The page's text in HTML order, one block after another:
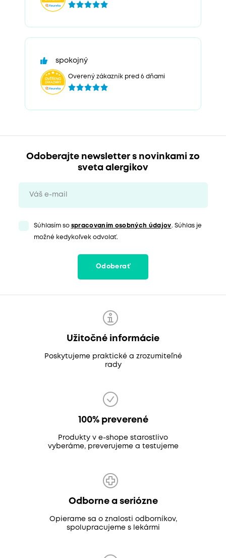
spokojný
Overený zákazník pred 6 dňami
Odoberajte newsletter s novinkami zo
sveta alergikov
Súhlasím so spracovaním osobných údajov. Súhlas je
možné kedykoľvek odvolať.
Odoberať
Užitočné informácie
Poskytujeme praktické a zrozumiteľné
rady
100% preverené
Produkty v e-shope starostlivo
vyberáme, preverujeme a testujeme
Odborne a seriózne
Opierame sa o znalosti odborníkov,
spolupracujeme s lekármi